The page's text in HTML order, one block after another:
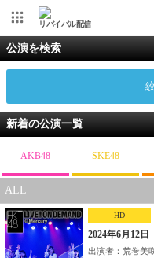
リバイバル配信
公演を検索
新着の公演一覧
AKB48 SKE48
ALL
HD
2024年6月12
出演者：荒巻美